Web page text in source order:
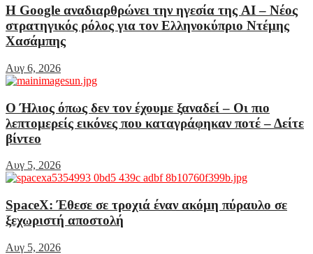
Η Google αναδιαρθρώνει την ηγεσία της AI – Νέος
στρατηγικός ρόλος για τον Ελληνοκύπριο Ντέμης
Χασάμπης
Αυγ 6, 2026
Ο Ήλιος όπως δεν τον έχουμε ξαναδεί – Οι πιο
λεπτομερείς εικόνες που καταγράφηκαν ποτέ – Δείτε
βίντεο
Αυγ 5, 2026
SpaceX: Έθεσε σε τροχιά έναν ακόμη πύραυλο σε
ξεχωριστή αποστολή
Αυγ 5, 2026